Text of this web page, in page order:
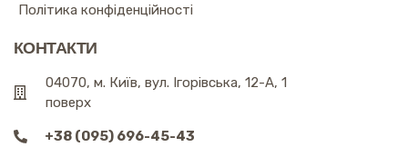
Політика конфіденційності
КОНТАКТИ
04070, м. Київ, вул. Ігорівська, 12-А, 1
поверх
+38 (095) 696-45-43